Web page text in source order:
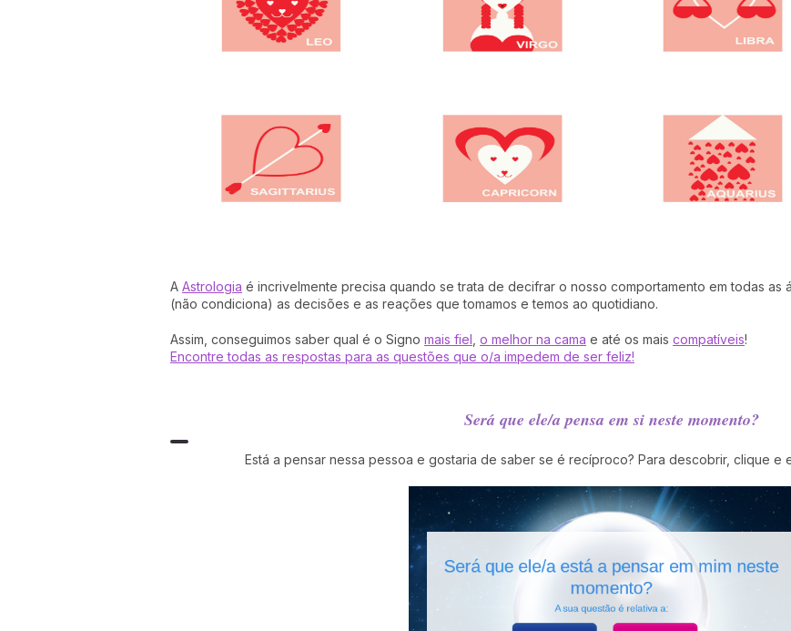
A Astrologia é incrivelmente precisa quando se trata de decifrar o nosso comportamento em todas as
(não condiciona) as decisões e as reações que tomamos e temos ao quotidiano.
Assim, conseguimos saber qual é o Signo mais fiel o melhor na cama e até os mais compatíveis!
Encontre todas as respostas para as questões que o/a impedem de ser feliz!
Será que ele/a pensa em si neste momento?
Está a pensar nessa pessoa e gostaria de saber se é recíproco? Para descobrir, clique e